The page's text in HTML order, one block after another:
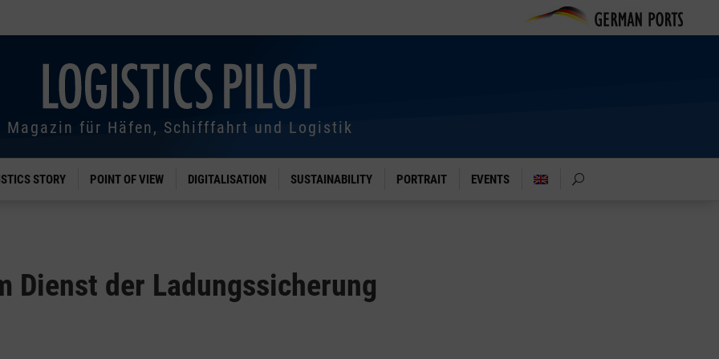
Magazin für Häfen, Schifffahrt und Logistik
STORY POINT OF VIEW DIGITALISATION SUSTAINABILITY PORTRAIT EVENTS
Dienst der Ladungssicherung